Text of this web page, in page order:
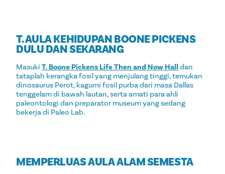
T. AULA KEHIDUPAN BOONE PICKENS
DULU DAN SEKARANG
Masuki T. Boone Pickens Life Then and Now Hall dan
tataplah kerangka fosil yang menjulang tinggi, temukan
dinosaurus Perot, kagumi fosil purba dari masa Dallas
tenggelam di bawah lautan, serta amati para ahli
paleontologi dan preparator museum yang sedang
bekerja di Paleo Lab.
MEMPERLUAS AULA ALAM SEMESTA